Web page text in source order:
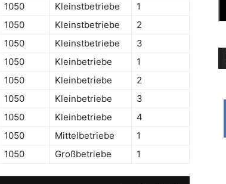
1050 Kleinstbetriebe
1
1050 Kleinstbetriebe
2
1050 Kleinstbetriebe
3
1050 Kleinbetriebe
1
1050 Kleinbetriebe
2
1050 Kleinbetriebe
3
1050 Kleinbetriebe
4
1050 Mittelbetriebe
1
1050 Großbetriebe 1